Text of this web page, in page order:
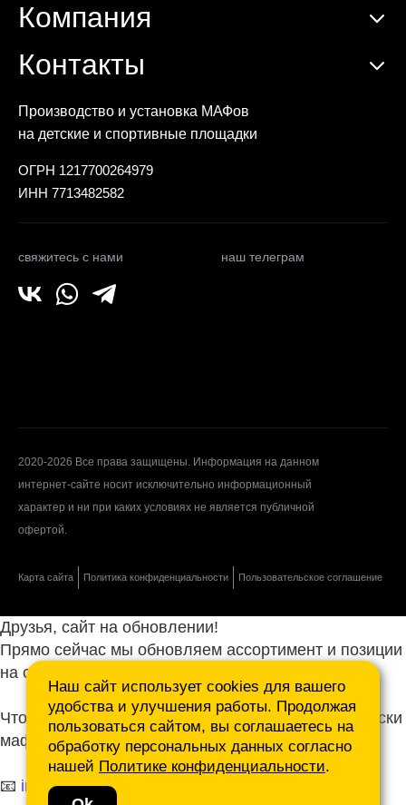
Производство и установка МАФов
на детские и спортивные площадки
ОГРН 1217700264979
ИНН 7713482582
свяжитесь с нами наш телеграм
Компания
Контакты
2020-2026 Все права защищены. Информация на данном
интернет-сайте носит исключительно информационный
характер и ни при каких условиях не является публичной
офертой.
Карта сайта Политика конфиденциальности Пользовательское соглашение
Наш сайт использует cookies для вашего
удобства и улучшения работы. Продолжая
пользоваться сайтом, вы соглашаетесь на
обработку персональных данных согласно
нашей Политике конфиденциальности.
Друзья, сайт на обновлении!
Прямо сейчас мы обновляем ассортимент и позиции
на сайте.
Чтобы не ждать, присылайте ваши запросы и списки
маф нам на почту.
📧 info@mafmasterfibre.ru